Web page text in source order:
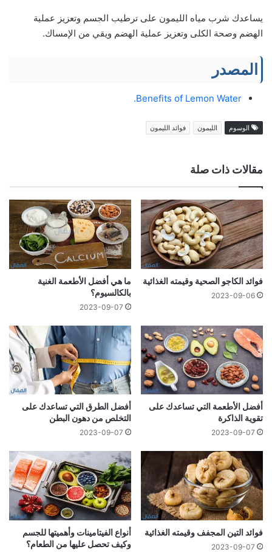
يساعدك شرب مياه الليمون على ترطيب الجسم وتعزيز عملية
الهضم وصحة الكلى وتعزيز عملية الهضم ويقي من الإمساك.
المصدر
Benefits of Lemon Water.
الوسوم الليمون فوائد الليمون
مقالات ذات صلة
فوائد الكاجو الصحية وقيمته الغذائية
2023-09-06
ما هي أفضل الأطعمة الغنية
بالكالسيوم؟
2023-09-07
أفضل الأطعمة التي تساعدك على
تقوية الذاكرة
2023-09-07
أفضل الطرق التي تساعدك على
التخلص من دهون البطن
2023-09-07
فوائد التين المجفف وقيمته الغذائية
2023-09-07
أنواع الفيتامينات وأهميتها للجسم
وكيف تحصل عليها من الطعام؟